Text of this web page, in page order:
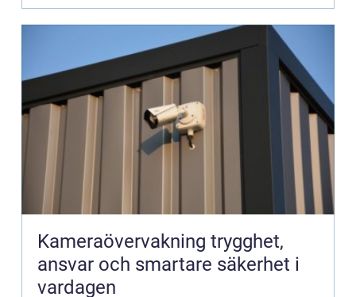
Kameraövervakning trygghet,
ansvar och smartare säkerhet i
vardagen